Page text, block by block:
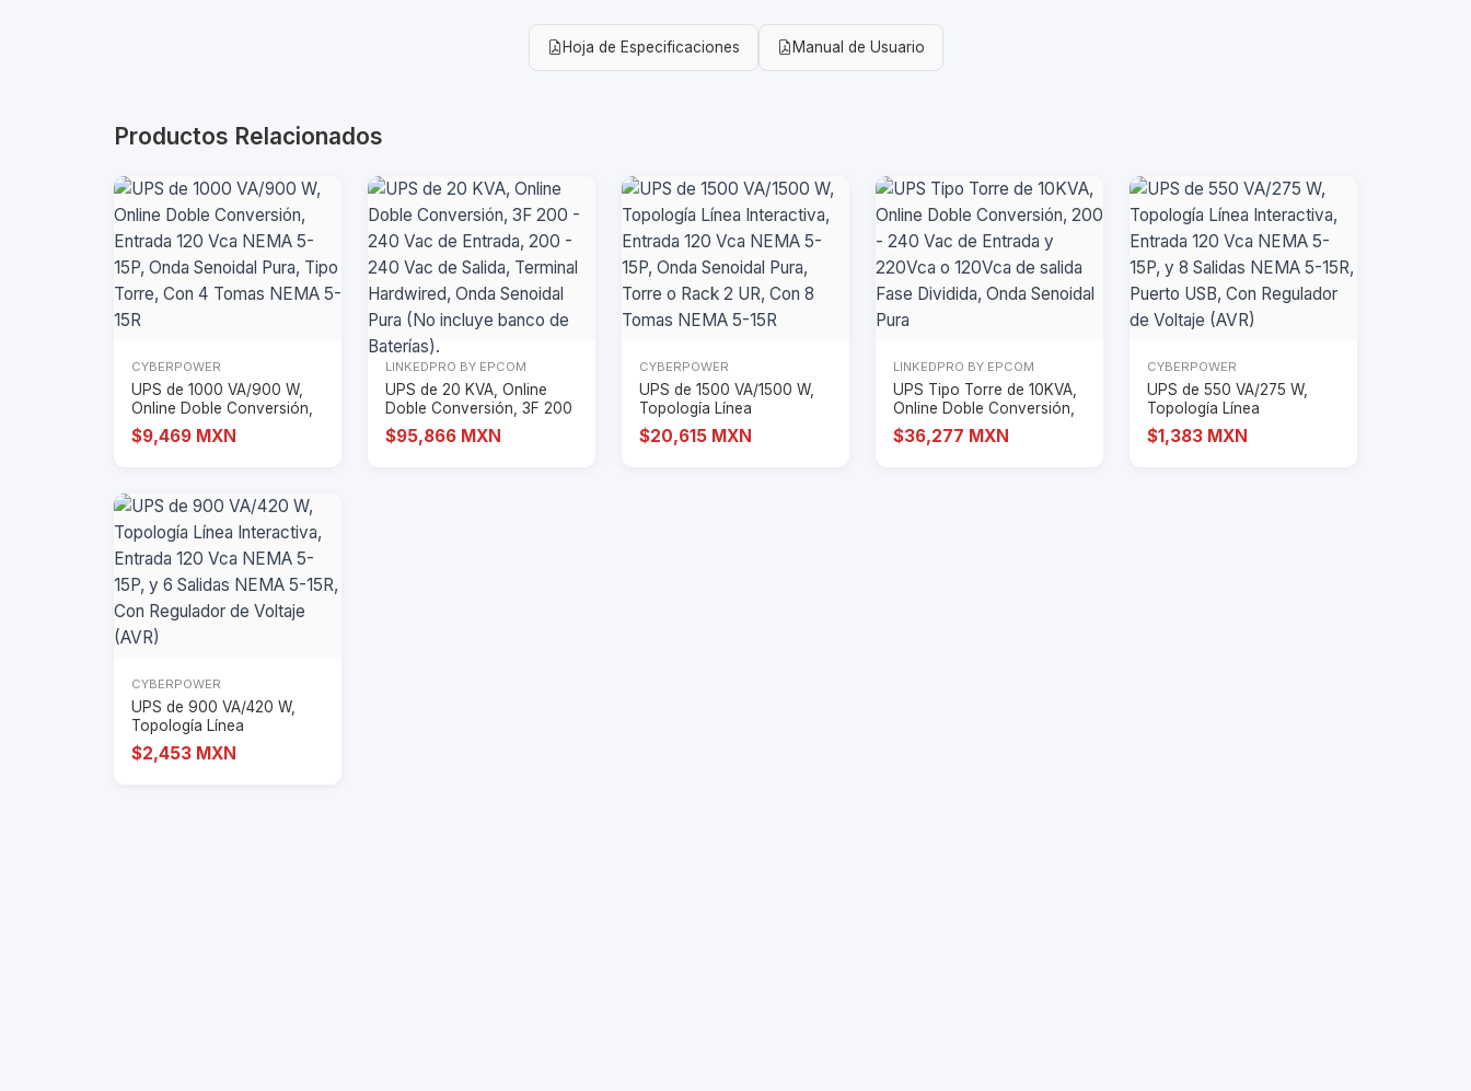
Hoja de Especificaciones Manual de Usuario
Productos Relacionados
CYBERPOWER
UPS de 1000 VA/900 W,
Online Doble Conversión,
Entrada 120
$9,469 MXN
LINKEDPRO BY EPCOM
UPS de 20 KVA, Online
Doble Conversión, 3F 200
- 240 Vac de
$95,866 MXN
CYBERPOWER
UPS de 1500 VA/1500 W,
Topología Línea
Interactiva, Entrad
$20,615 MXN
LINKEDPRO BY EPCOM
UPS Tipo Torre de 10KVA,
Online Doble Conversión,
200 - 240
$36,277 MXN
CYBERPOWER
UPS de 550 VA/275 W,
Topología Línea
Interactiva, Entrada
$1,383 MXN
CYBERPOWER
UPS de 900 VA/420 W,
Topología Línea
Interactiva, Entrada
$2,453 MXN